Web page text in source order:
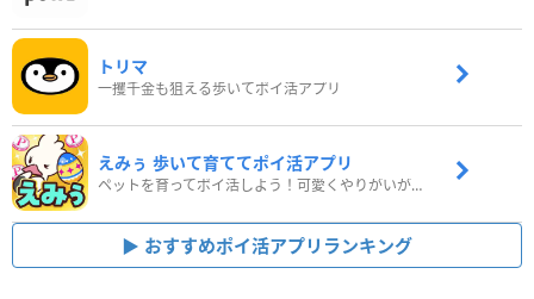
トリマ
一攫千金も狙える歩いてポイ活アプリ
えみぅ 歩いて育ててポイ活アプリ
ペットを育ってポイ活しよう！可愛くやりがいがある新感覚アプリ
おすすめポイ活アプリランキング